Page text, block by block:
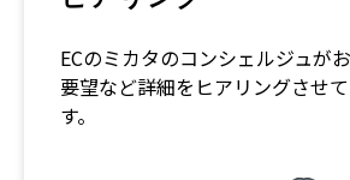
ECのミカタのコンシェルジュが
要望など詳細をヒアリングさせ
す。